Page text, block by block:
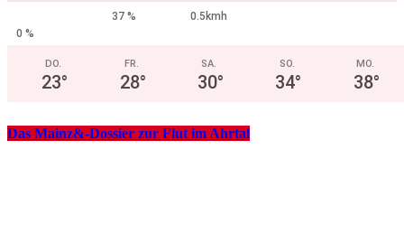
37 %
0.5kmh
0 %
DO.
23°
FR.
28°
SA.
30°
SO.
34°
MO.
38°
Das Mainz&-Dossier zur Flut im Ahrtal